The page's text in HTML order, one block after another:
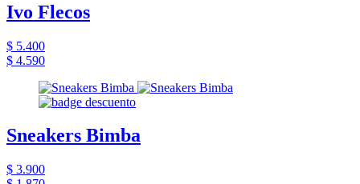
Ivo Flecos
$ 5.400
$ 4.590
Sneakers Bimba
$ 3.900